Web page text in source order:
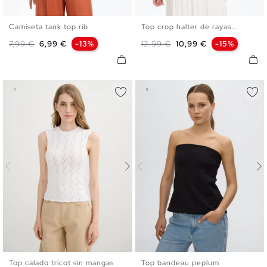
Camiseta tank top rib
Precio base
7,99 € Precio
6,99 € -13%
XS
Top crop halter de rayas...
Precio base
12,99 € Precio
10,99 € -15%
Top calado tricot sin mangas Top bandeau peplum